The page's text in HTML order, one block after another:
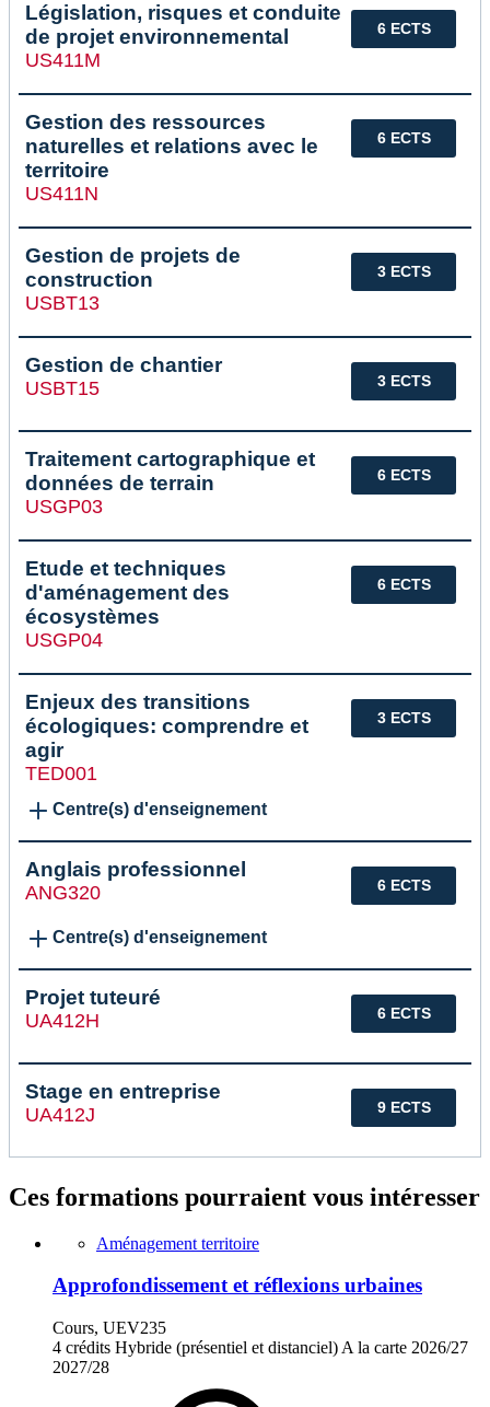
6 ECTS
Législation, risques et conduite
de projet environnemental
US411M
6 ECTS
Gestion des ressources
naturelles et relations avec le
territoire
US411N
3 ECTS
Gestion de projets de
construction
USBT13
3 ECTS
Gestion de chantier
USBT15
6 ECTS
Traitement cartographique et
données de terrain
USGP03
6 ECTS
Etude et techniques
d'aménagement des
écosystèmes
USGP04
3 ECTS
Enjeux des transitions
écologiques: comprendre et
agir
TED001
Centre(s) d'enseignement
6 ECTS
Anglais professionnel
ANG320
Centre(s) d'enseignement
6 ECTS
Projet tuteuré
UA412H
9 ECTS
Stage en entreprise
UA412J
Ces formations pourraient vous intéresser
Aménagement territoire
Approfondissement et réflexions urbaines
Cours, UEV235
4 crédits Hybride (présentiel et distanciel) A la carte 2026/27
2027/28